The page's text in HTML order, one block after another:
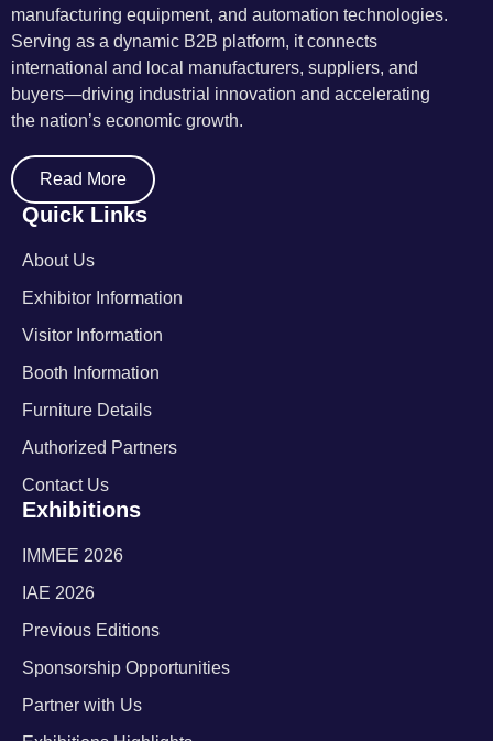
manufacturing equipment, and automation technologies.
Serving as a dynamic B2B platform, it connects
international and local manufacturers, suppliers, and
buyers—driving industrial innovation and accelerating
the nation’s economic growth.
Read More
Quick Links
About Us
Exhibitor Information
Visitor Information
Booth Information
Furniture Details
Authorized Partners
Contact Us
Exhibitions
IMMEE 2026
IAE 2026
Previous Editions
Sponsorship Opportunities
Partner with Us